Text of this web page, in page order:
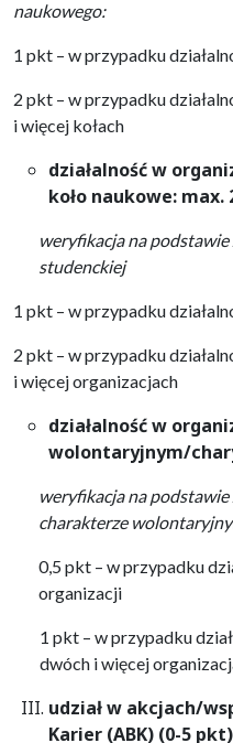
naukowego:
1 pkt – w przypadku
2 pkt – w przypadku
i więcej kołach
działalność w
koło naukowe: max.
weryfikacja na podstawie
studenckiej
1 pkt – w przypadku
2 pkt – w przypadku
i więcej organizacjach
działalność w
wolontaryjnym/
weryfikacja na podstawie
charakterze
0,5 pkt – w przypadku
organizacji
1 pkt – w przypadku
dwóch i więcej
udział w akcjach/
Karier (ABK) (0-5